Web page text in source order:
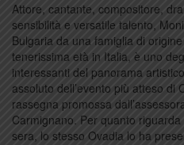
Attore, cantante, compositore,
sensibilità e versatile talento,
Bulgaria da una famiglia di
tenerissima età in Italia, è uno
interessanti del panorama
assoluto dell’evento più atteso di
rassegna promossa
Carmignano. Per quanto
sera, lo stesso Ovadia lo ha